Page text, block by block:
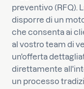
preventivo (RFQ).
disporre di un
che consenta ai
al vostro team di
un'offerta
direttamente
un processo